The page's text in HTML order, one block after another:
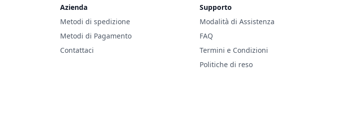
Azienda
Metodi di spedizione
Metodi di Pagamento
Contattaci
Supporto
Modalità di Assistenza
FAQ
Termini e Condizioni
Politiche di reso